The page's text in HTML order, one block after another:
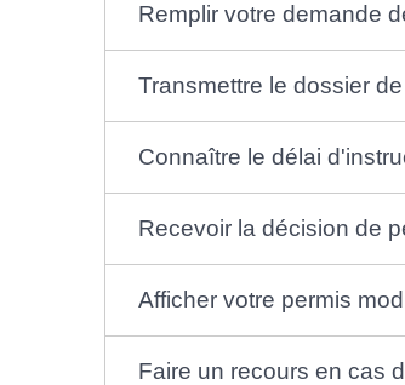
Remplir votre demande
Transmettre le dossier
Connaître le délai
Recevoir la décision de
Afficher votre permis
Faire un recours en cas